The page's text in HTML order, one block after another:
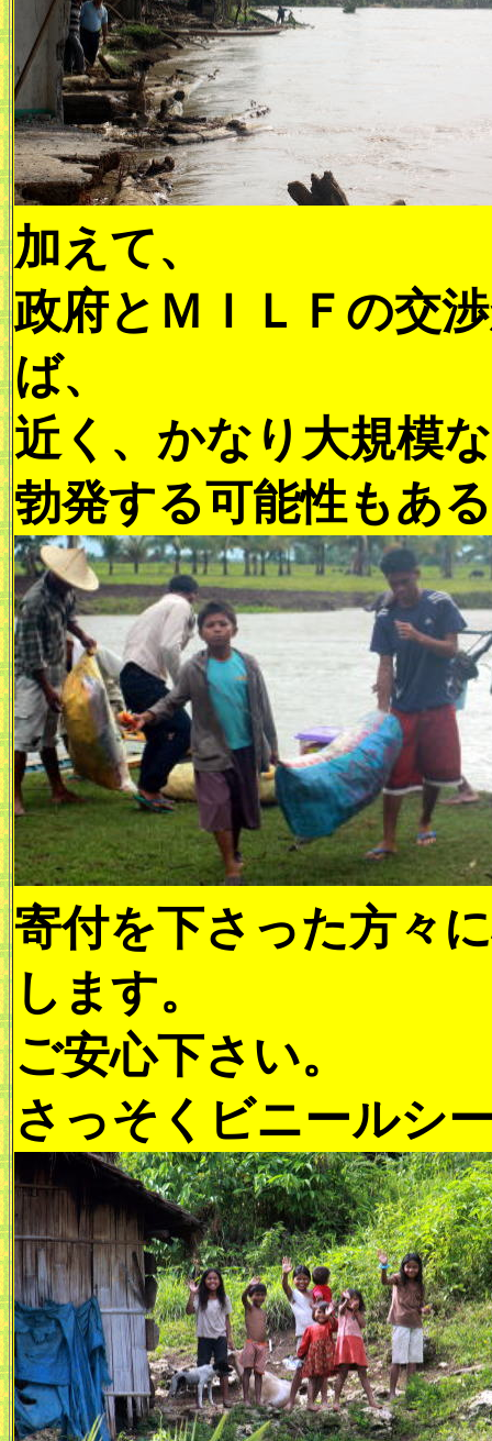
加えて、
政府とＭＩＬＦの交
ば、
近く、かなり大規模
勃発する可能性もあ
寄付を下さった方々
します。
ご安心下さい。
さっそくビニールシ